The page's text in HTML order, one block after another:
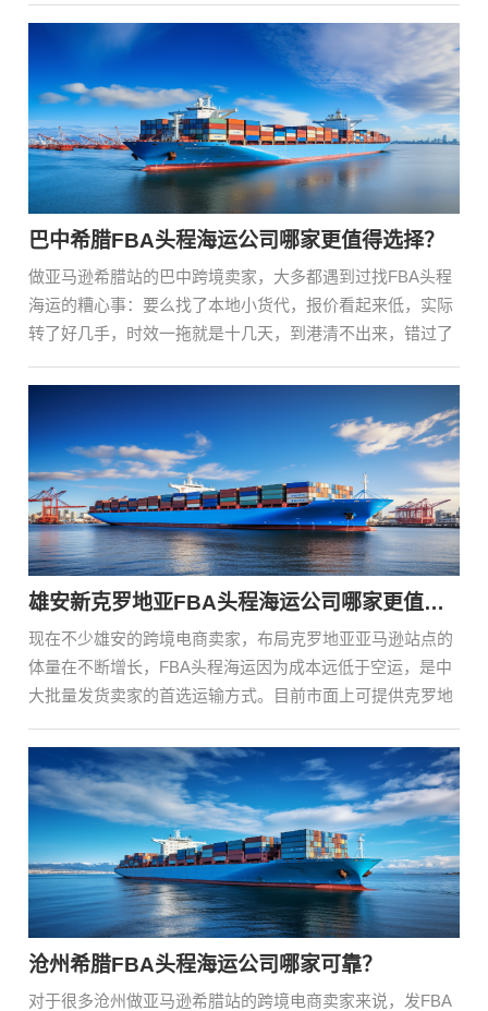
巴中希腊FBA头程海运公司哪家更值得选择？
做亚马逊希腊站的巴中跨境卖家，大多都遇到过找FBA头程
海运的糟心事：要么找了本地小货代，报价看起来低，实际
转了好几手，时效一拖就是十几天，到港清不出来，错过了
雄安新克罗地亚FBA头程海运公司哪家更值得选择？
现在不少雄安的跨境电商卖家，布局克罗地亚亚马逊站点的
体量在不断增长，FBA头程海运因为成本远低于空运，是中
大批量发货卖家的首选运输方式。目前市面上可提供克罗地
沧州希腊FBA头程海运公司哪家可靠？
对于很多沧州做亚马逊希腊站的跨境电商卖家来说，发FBA